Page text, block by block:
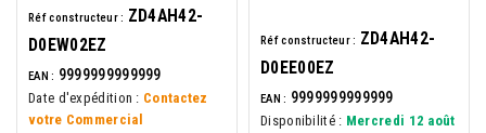
Réf constructeur : ZD4AH42-
D0EW02EZ
EAN : 9999999999999
Date d'expédition : Contactez
votre Commercial
Réf constructeur : ZD4AH42-
D0EE00EZ
EAN : 9999999999999
Disponibilité : Mercredi 12 août